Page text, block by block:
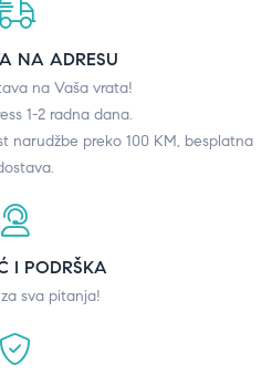
NA ADRESU
na Vaša vrata!
1-2 radna dana.
narudžbe preko 100 KM, besplatna
I PODRŠKA
sva pitanja!